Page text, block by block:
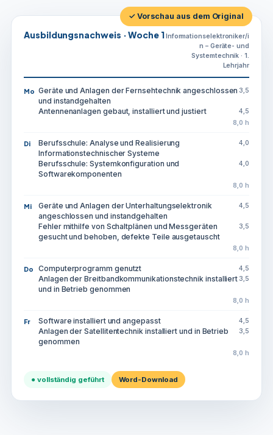
Menge
✓ Vorschau aus dem Original
Ausbildungsnachweis · Woche 1Informationselektroniker/i
n – Geräte- und
Systemtechnik · 1.
Lehrjahr
Mo Geräte und Anlagen der Fernsehtechnik angeschlossen
und instandgehalten
3,5
Antennenanlagen gebaut, installiert und justiert 4,5
8,0 h
Di
Berufsschule: Analyse und Realisierung
Informationstechnischer Systeme
4,0
Berufsschule: Systemkonfiguration und
Softwarekomponenten
4,0
8,0 h
Mi
Geräte und Anlagen der Unterhaltungselektronik
angeschlossen und instandgehalten
4,5
Fehler mithilfe von Schaltplänen und Messgeräten
gesucht und behoben, defekte Teile ausgetauscht
3,5
8,0 h
Do Computerprogramm genutzt 4,5
Anlagen der Breitbandkommunikationstechnik installiert
und in Betrieb genommen
3,5
8,0 h
Fr Software installiert und angepasst 4,5
Anlagen der Satellitentechnik installiert und in Betrieb
genommen
3,5
8,0 h
● vollständig geführt Word-Download